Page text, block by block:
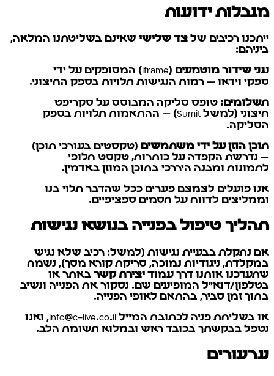
מגבלות ידועות
ייתכנו רכיבים של צד שלישי שאינם בשליטתנו המלאה,
ביניהם:
נגני שידור מוטמעים
(iframe) המסופקים על ידי
ספקי וידאו — רמות הנגישות תלויות בספק החיצוני.
תשלומים: טופס סליקה המבוסס על סקריפט
חיצוני (למשל Sumit) — ההתאמות תלויות בספק
הסליקה.
תוכן הוזן על ידי משתמשים (טקסטים בעורכי תוכן)
— נדרשת הקפדה על כותרות, טקסט חלופי
לתמונות ומבנה היררכי בתוכן המוזן באדמין.
אנו פועלים לצמצם פערים ככל שהדבר תלוי בנו
וממליצים לדווח על חסמים ספציפיים.
תהליך טיפול בפנייה בנושא נגישות
אם נתקלת בבעיית נגישות (למשל: רכיב שלא נגיש
במקלדת, ניגודיות נמוכה, סריקת קורא מסך), נשמח
שתעדכנו אותנו דרך עמוד יצירת קשר באתר או
בטלפון/דוא"ל המופיעים שם. נסקור את הפנייה ונשיב
בתוך זמן סביר, בהתאם לאופי הפנייה.
או בשליחת פניה לכתובת המייל info@c-live.co.il, ואנו
נטפל בבקשתך בכובד ראש ובמלוא תשומת הלב.
ערעורים